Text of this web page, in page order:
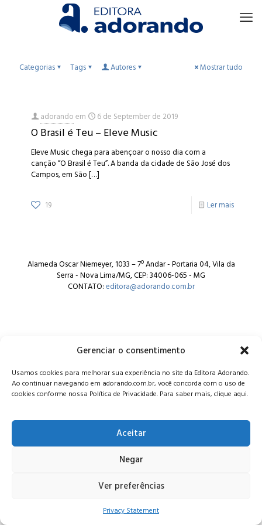
Gerenciar o consentimento
Usamos cookies para melhorar sua experiência no site da Editora Adorando.
Ao continuar navegando em adorando.com.br, você concorda com o uso de
cookies conforme nossa Política de Privacidade. Para saber mais, clique aqui.
Aceitar
Negar
Ver preferências
Privacy Statement
Categorias Tags Autores Mostrar tudo
adorandoem 6 de September de 2019
O Brasil é Teu – Eleve Music
Eleve Music chega para abençoar o nosso dia com a
canção “O Brasil é Teu”. A banda da cidade de São José dos
Campos, em São[…]
19 Ler mais
Alameda Oscar Niemeyer, 1033 – 7º Andar - Portaria 04, Vila da
Serra - Nova Lima/MG, CEP: 34006-065 - MG
CONTATO:editora@adorando.com.br
© Editora Adorando 2026. Todos os direitos reservados.
Consulte nossapolítica de privacidade.